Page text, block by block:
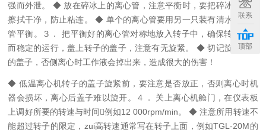
强而外泄。 ◆ 放在碎冰上的离心管，注意平衡时，要把碎冰的液体
擦拭干净，防止粘连。◆ 单个的离心管要用另一只装有清水的离心
管平衡。
３． 把平衡好的离心管对称地放入转子中，确保转子平衡
而稳定的运行，盖上转子的盖子，注意有无旋紧。 ◆ 切记旋紧转子
的盖子，否侧离心时工作液会掉出来，造成很大的伤害！
◆ 低温离心机转子的盖子旋紧前，要注意是否放正，否则离心时机
器会损坏，离心后盖子难以旋开。
４． 关上离心机舱门，在仪表板
上调好所要的转速与时间例如12 000rpm/min。◆ 注意所用转速不
能超过转子的限定，zui高转速通常写在转子上面，例如TGL-20M的
联系
顶部